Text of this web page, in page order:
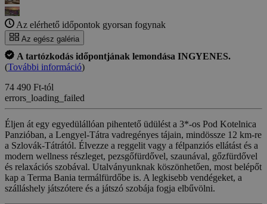
Az elérhető időpontok gyorsan fogynak
Az egész galéria
A tartózkodás időpontjának lemondása INGYENES.
(További információ)
74 490 Ft-tól
errors_loading_failed
Éljen át egy egyedülállóan pihentető üdülést a 3*-os Pod Kotelnica
Panzióban, a Lengyel-Tátra vadregényes tájain, mindössze 12 km-re
a Szlovák-Tátrától. Élvezze a reggelit vagy a félpanziós ellátást és a
modern wellness részleget, pezsgőfürdővel, szaunával, gőzfürdővel
és relaxációs szobával. Utalványunknak köszönhetően, most belépőt
kap a Terma Bania termálfürdőbe is. A legkisebb vendégeket, a
szálláshely játszótere és a játszó szobája fogja elbűvölni.